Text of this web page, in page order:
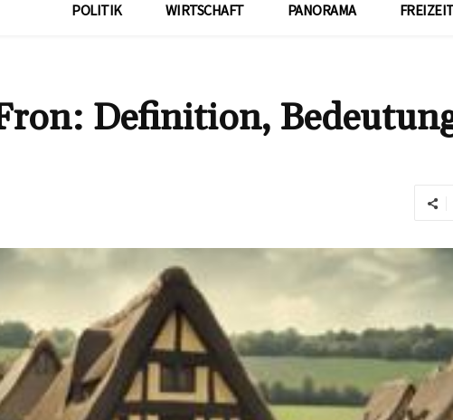
POLITIK WIRTSCHAFT PANORAMA
Definition,